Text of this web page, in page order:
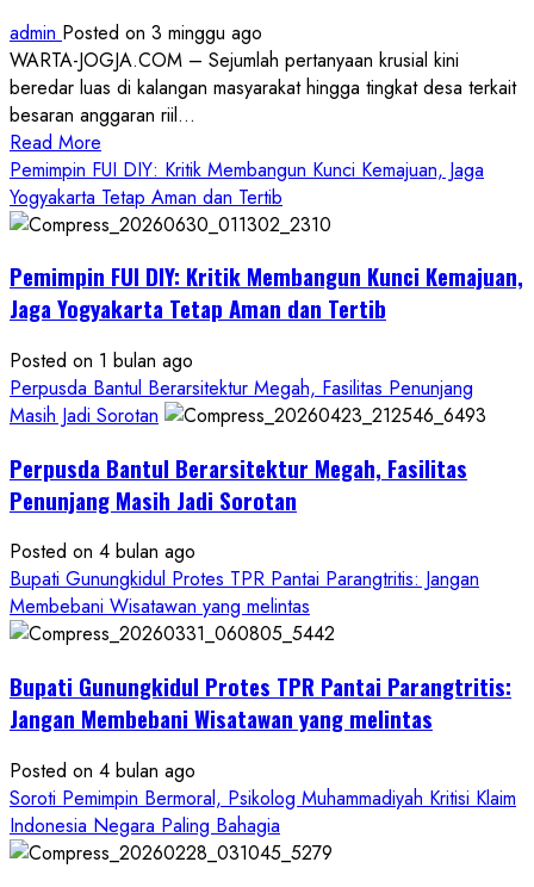
admin Posted on 3 minggu ago
WARTA-JOGJA.COM – Sejumlah pertanyaan krusial kini
beredar luas di kalangan masyarakat hingga tingkat desa terkait
besaran anggaran riil...
Read More
more
about
Anggaran
KDMP
Rp1,6
Diduga
Hanya
Separuhnya
Cair
ke
Ketum
PWRI
RI
Minta
Resmi
Pemimpin FUI DIY: Kritik Membangun Kunci Kemajuan, Jaga
Yogyakarta Tetap Aman dan Tertib
Pemimpin FUI DIY: Kritik Membangun Kunci Kemajuan,
Jaga Yogyakarta Tetap Aman dan Tertib
Posted on 1 bulan ago
Perpusda Bantul Berarsitektur Megah, Fasilitas Penunjang
Masih Jadi Sorotan
Perpusda Bantul Berarsitektur Megah, Fasilitas
Penunjang Masih Jadi Sorotan
Posted on 4 bulan ago
Bupati Gunungkidul Protes TPR Pantai Parangtritis: Jangan
Membebani Wisatawan yang melintas
Bupati Gunungkidul Protes TPR Pantai Parangtritis:
Jangan Membebani Wisatawan yang melintas
Posted on 4 bulan ago
Soroti Pemimpin Bermoral, Psikolog Muhammadiyah Kritisi Klaim
Indonesia Negara Paling Bahagia